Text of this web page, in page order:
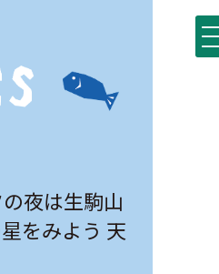
の夜は生駒山
をみよう 天